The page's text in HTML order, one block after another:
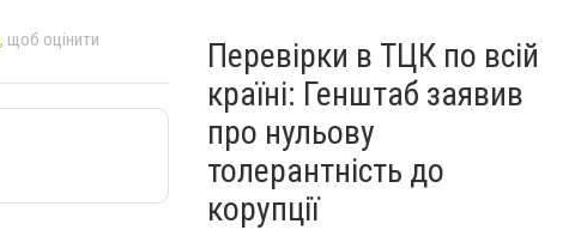
, щоб оцінити
Перевірки в ТЦК по всій
країні: Генштаб заявив
про нульову
толерантність до
корупції